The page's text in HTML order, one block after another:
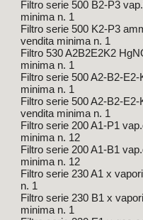
Filtro serie 500 B2-P3
minima n. 1
Filtro serie 500 K2-P3
vendita minima n. 1
Filtro 530 A2B2E2K2
minima n. 1
Filtro serie 500 A2-B2-
minima n. 1
Filtro serie 500 A2-B2-
vendita minima n. 1
Filtro serie 200 A1-P1
minima n. 12
Filtro serie 200 A1-B1
minima n. 12
Filtro serie 230 A1 x
n. 1
Filtro serie 230 B1 x
minima n. 1